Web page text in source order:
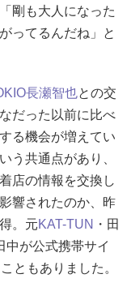
剛も大人になった
ってるんだね」と
長瀬智也との交
だった以前に比べ
る機会が増えてい
う共通点があり、
店の情報を交換し
響されたのか、昨
。元KAT-TUN ・田
中が公式携帯サイ
ともありました。